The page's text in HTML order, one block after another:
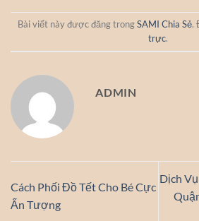
Bài viết này được đăng trongSAMI Chia Sẻ.
trực.
ADMIN
Cách Phối Đồ Tết Cho Bé Cực
Ấn Tượng
Dịch